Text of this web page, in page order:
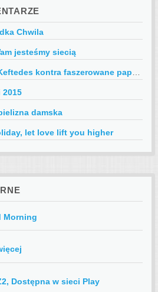
Chwila
jesteśmy siecią
kontra faszerowane papryczki
2015
damska
let love lift you higher
Morning
Dostępna w sieci Play